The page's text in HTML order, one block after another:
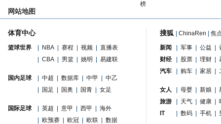
榜
网站地图
体育中心
篮球世界 NBA 赛程 视频
直播表
CBA 男篮 姚明 易建联
国内足球 中超 数据库 中甲
中乙
国足 国奥 国青 女足
国际足球 英超 意甲 西甲
海外
欧预赛 欧冠 欧联 数据
搜狐 ChinaRen 焦
新闻 军事 公益
财经
股票 理财
汽车
购车 家居
女人 母婴 新娘
旅游
天气 健康
IT
数码 手机